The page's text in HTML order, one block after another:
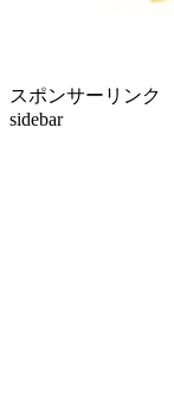
スポンサーリンク
sidebar